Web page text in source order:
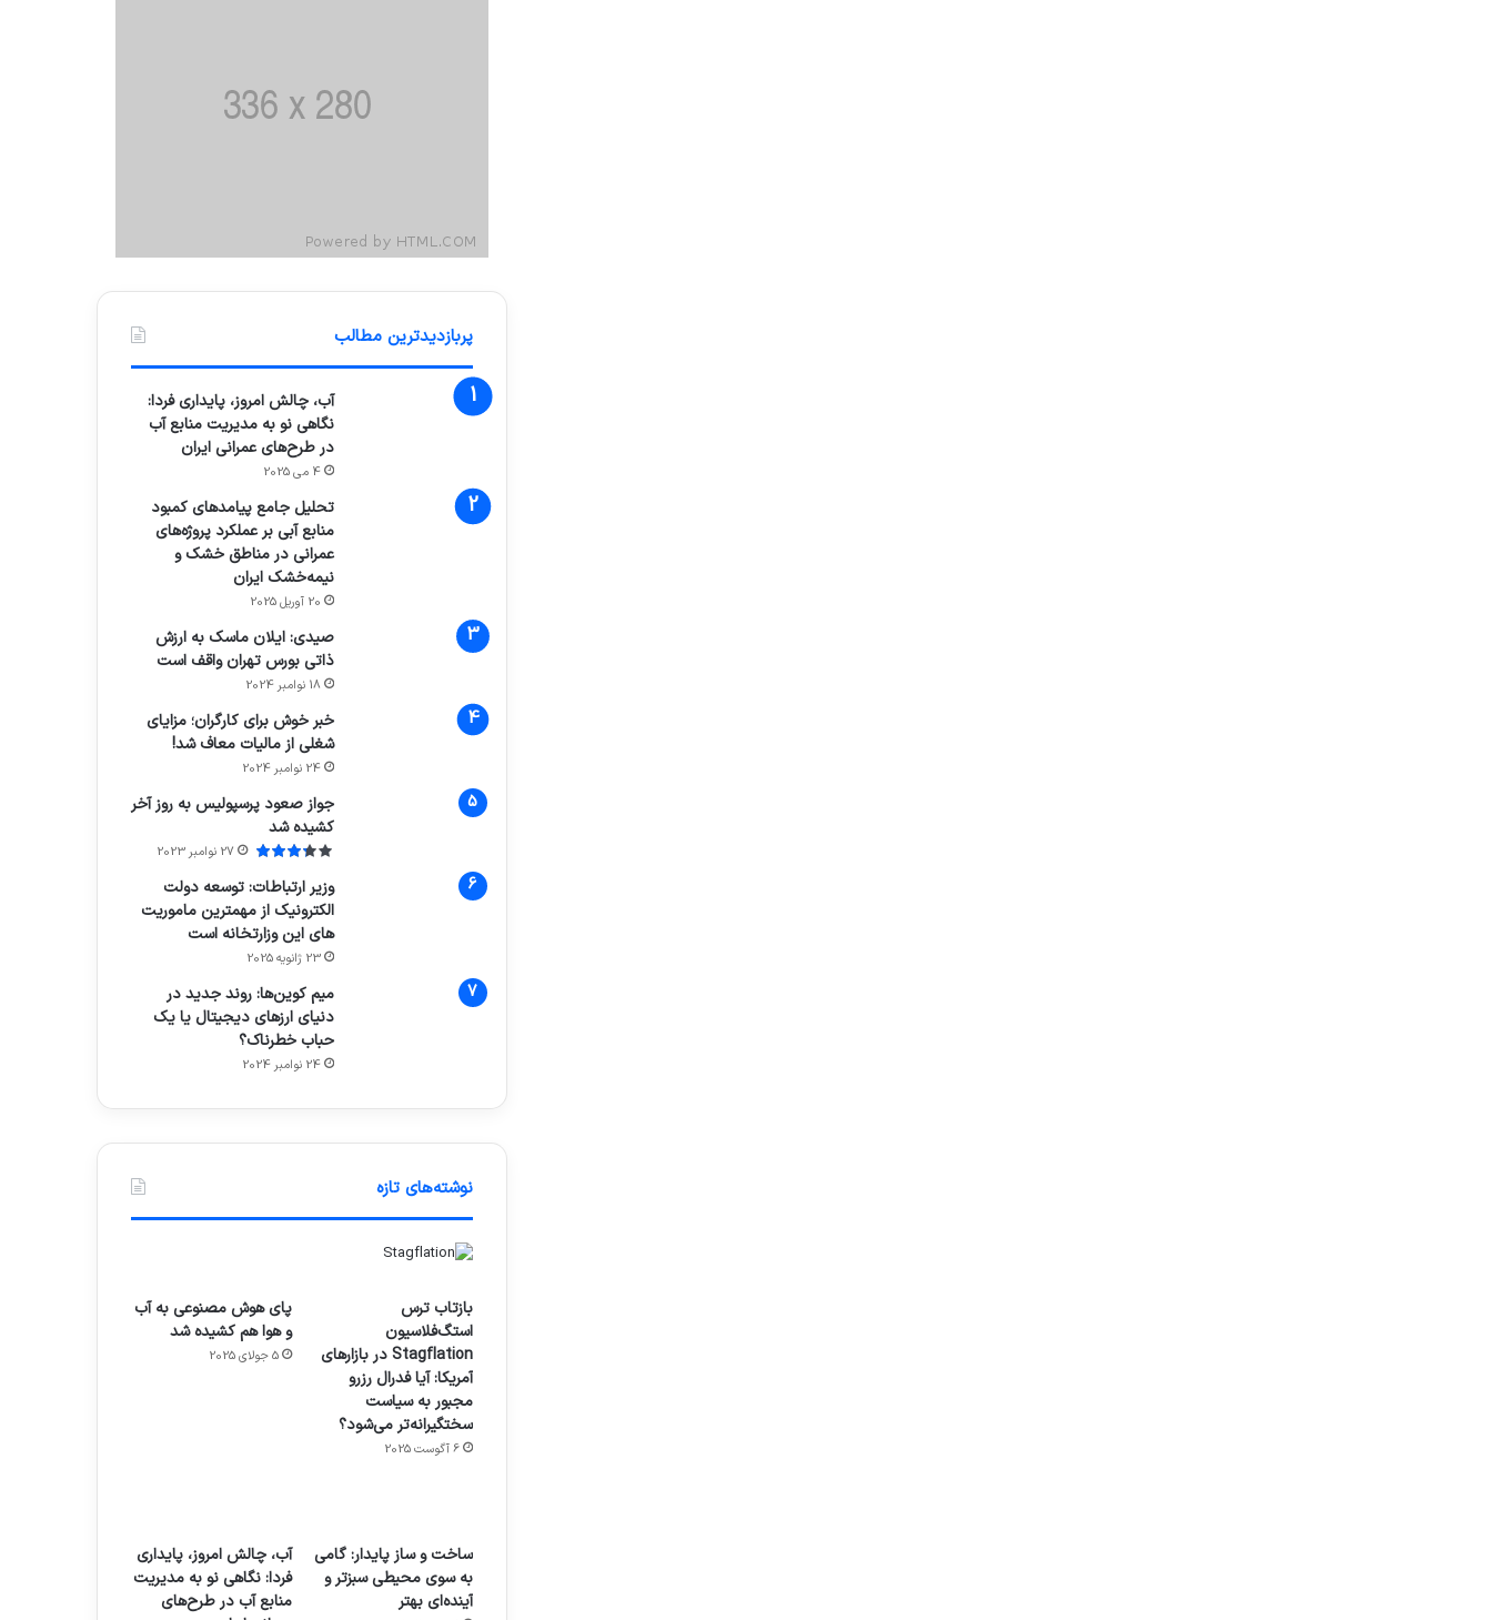
پربازدیدترین مطالب
آب، چالش امروز، پایداری فردا:
نگاهی نو به مدیریت منابع آب
در طرح‌های عمرانی ایران
4 می 2025
تحلیل جامع پیامدهای کمبود
منابع آبی بر عملکرد پروژه‌های
عمرانی در مناطق خشک و
نیمه‌خشک ایران
20 آوریل 2025
صیدی: ایلان ماسک به ارزش
ذاتی بورس تهران واقف است
18 نوامبر 2024
خبر خوش برای کارگران؛ مزایای
شغلی از مالیات معاف شد!
24 نوامبر 2024
جواز صعود پرسپولیس به روز آخر
کشیده شد
27 نوامبر 2023
وزیر ارتباطات: توسعه دولت
الکترونیک از مهمترین ماموریت
های این وزارتخانه است
23 ژانویه 2025
میم کوین‌ها: روند جدید در
دنیای ارزهای دیجیتال یا یک
حباب خطرناک؟
24 نوامبر 2024
نوشته‌های تازه
بازتاب ترس
استگ‌فلاسیون
Stagflation در بازارهای
آمریکا: آیا فدرال رزرو
مجبور به سیاست
سختگیرانه‌تر می‌شود؟
6 آگوست 2025
پای هوش مصنوعی به آب
و هوا هم کشیده شد
5 جولای 2025
ساخت و ساز پایدار: گامی
به سوی محیطی سبزتر و
آینده‌ای بهتر
آب، چالش امروز، پایداری
فردا: نگاهی نو به مدیریت
منابع آب در طرح‌های